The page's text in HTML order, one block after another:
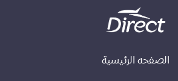
الصفحه الرئيسية